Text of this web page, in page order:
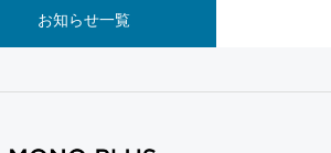
お知らせ一覧